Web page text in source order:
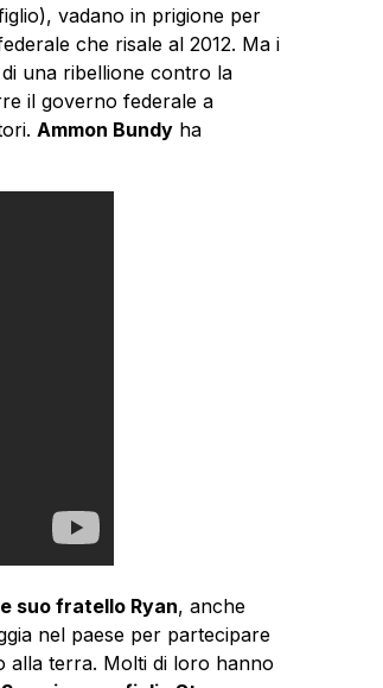
vadano in prigione per
che risale al 2012. Ma i
una ribellione contro la
il governo federale a
Ammon Bundyha
suo fratello Ryan, anche
nel paese per partecipare
alla terra. Molti di loro hanno